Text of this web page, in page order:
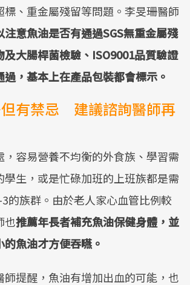
標、重金屬殘留等問題。李旻珊醫師
注意魚油是否有通過SGS無重金屬殘
及大腸桿菌檢驗、ISO9001品質驗證
，基本上在產品包裝都會標示。
有禁忌 建議諮詢醫師再
，容易營養不均衡的外食族、學習需
學生，或是忙碌加班的上班族都是需
的族群。由於老人家心血管比例較
也推薦年長者補充魚油保健身體，並
魚油才方便吞嚥。
師提醒，魚油有增加出血的可能，也